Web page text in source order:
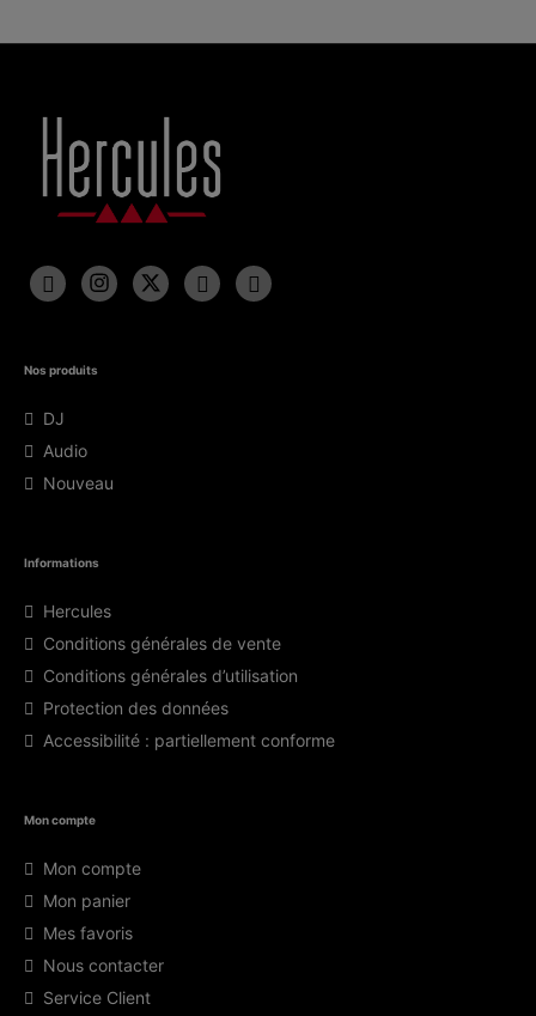
Nos produits
DJ
Audio
Nouveau
Informations
Hercules
Conditions générales de vente
Conditions générales d’utilisation
Protection des données
Accessibilité : partiellement conforme
Mon compte
Mon compte
Mon panier
Mes favoris
Nous contacter
Service Client